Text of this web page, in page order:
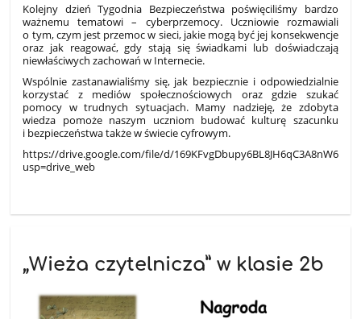
Kolejny dzień Tygodnia Bezpieczeństwa poświęciliśmy bardzo
ważnemu tematowi – cyberprzemocy. Uczniowie rozmawiali
o tym, czym jest przemoc w sieci, jakie mogą być jej konsekwencje
oraz jak reagować, gdy stają się świadkami lub doświadczają
niewłaściwych zachowań w Internecie.
Wspólnie zastanawialiśmy się, jak bezpiecznie i odpowiedzialnie
korzystać z mediów społecznościowych oraz gdzie szukać
pomocy w trudnych sytuacjach. Mamy nadzieję, że zdobyta
wiedza pomoże naszym uczniom budować kulturę szacunku
i bezpieczeństwa także w świecie cyfrowym.
https://drive.google.com/file/d/
usp=drive_web
„Wieża czytelnicza” w klasie 2b